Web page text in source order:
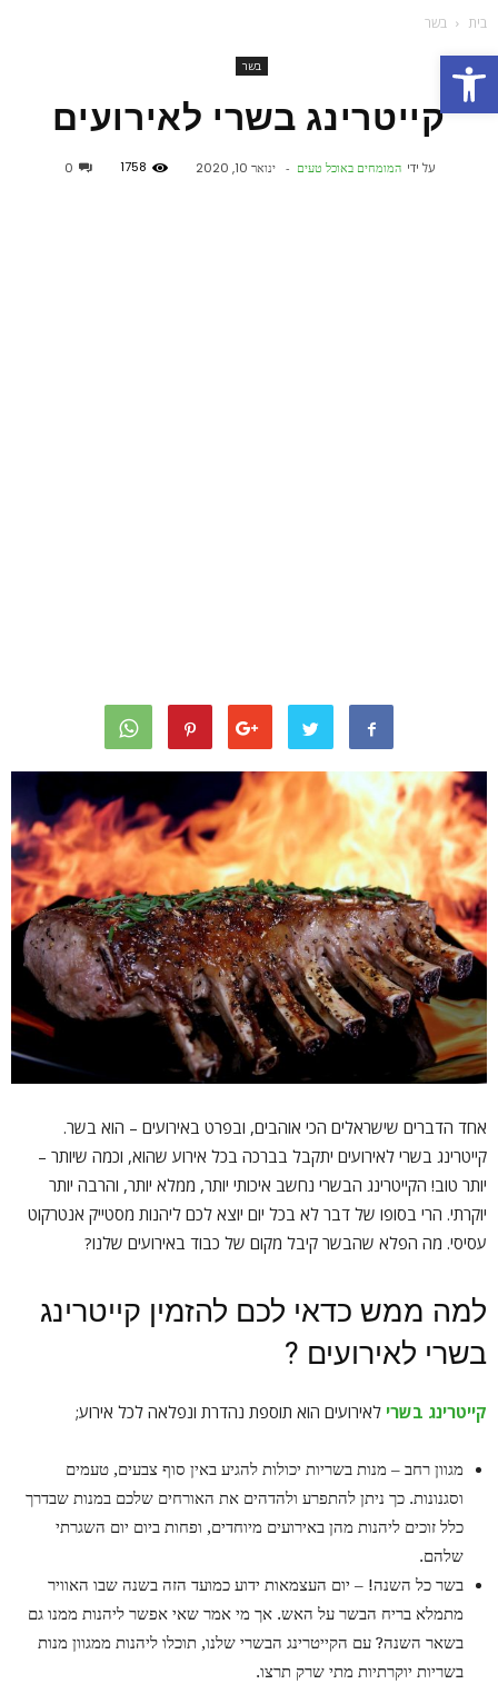
פתח סרגל נגישות
בית בשר
בשר
קייטרינג בשרי לאירועים
על ידי המומחים באוכל טעים - ינואר 10, 2020 1758
0
אחד הדברים שישראלים הכי אוהבים, ובפרט באירועים – הוא בשר.
קייטרינג בשרי לאירועים יתקבל בברכה בכל אירוע שהוא, וכמה שיותר –
יותר טוב! הקייטרינג הבשרי נחשב איכותי יותר, ממלא יותר, והרבה יותר
יוקרתי. הרי בסופו של דבר לא בכל יום יוצא לכם ליהנות מסטייק אנטרקוט
עסיסי. מה הפלא שהבשר קיבל מקום של כבוד באירועים שלנו?
למה ממש כדאי לכם להזמין קייטרינג
בשרי לאירועים ?
קייטרינג בשרי לאירועים הוא תוספת נהדרת ונפלאה לכל אירוע;
מגוון רחב – מנות בשריות יכולות להגיע באין סוף צבעים, טעמים
וסגנונות. כך ניתן להתפרע ולהדהים את האורחים שלכם במנות שבדרך
כלל זוכים ליהנות מהן באירועים מיוחדים, ופחות ביום יום השגרתי
שלהם.
בשר כל השנה! – יום העצמאות ידוע כמועד הזה בשנה שבו האוויר
מתמלא בריח הבשר על האש. אך מי אמר שאי אפשר ליהנות ממנו גם
בשאר השנה? עם הקייטרינג הבשרי שלנו, תוכלו ליהנות ממגוון מנות
בשריות יוקרתיות מתי שרק תרצו.